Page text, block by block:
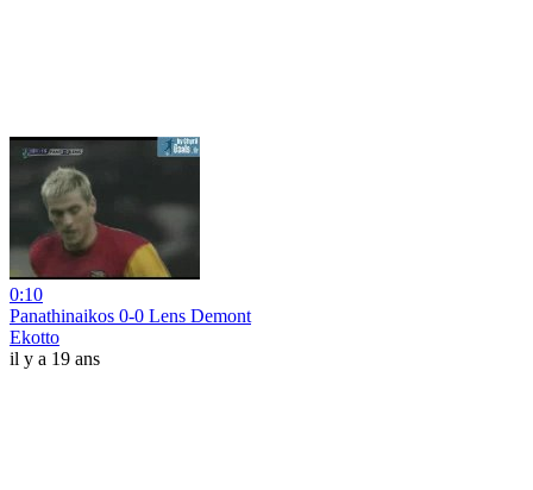
0:10
Panathinaikos 0-0 Lens Demont
Ekotto
il y a 19 ans